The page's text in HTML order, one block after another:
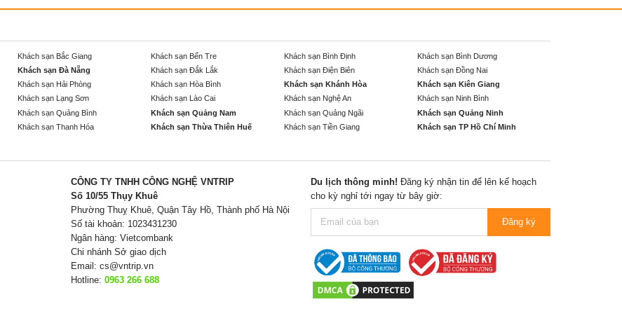
Khách sạn Bắc Giang Khách sạn Bến Tre Khách sạn Bình Định
Khách sạn Bình Dương
Khách sạn Đà Nẵng Khách sạn Đắk Lắk Khách sạn Điện Biên
Khách sạn Đồng Nai
Khách sạn Hải Phòng Khách sạn Hòa Bình Khách sạn Khánh Hòa
Khách sạn Kiên Giang
Khách sạn Lạng Sơn Khách sạn Lào Cai Khách sạn Nghệ An
Khách sạn Ninh Bình
Khách sạn Quảng Bình Khách sạn Quảng Nam Khách sạn Quảng Ngãi
Khách sạn Quảng Ninh
Khách sạn Thanh Hóa Khách sạn Thừa Thiên Huế Khách sạn Tiền Giang
Khách sạn TP Hồ Chí Minh
CÔNG TY TNHH CÔNG NGHỆ VNTRIP
Số 10/55 Thụy Khuê
Phường Thuỵ Khuê, Quận Tây Hồ, Thành phố Hà Nội
Số tài khoản: 1023431230
Ngân hàng: Vietcombank
Chi nhánh Sở giao dịch
Email: cs@vntrip.vn
Hotline: 0963 266 688
Du lịch thông minh! Đăng ký nhận tin để lên kế hoạch
cho kỳ nghỉ tới ngay từ bây giờ:
Đăng ký